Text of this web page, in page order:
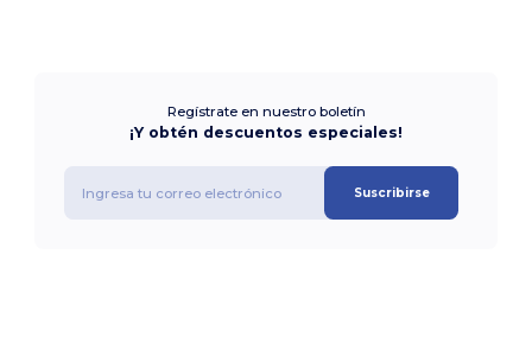
Regístrate en nuestro boletín
¡Y obtén descuentos especiales!
Suscribirse